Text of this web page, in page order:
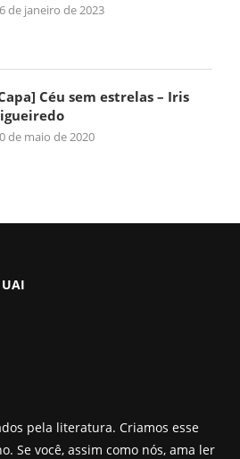
de janeiro de 2023
Céu sem estrelas – Iris
de maio de 2020
UAI
pela literatura. Criamos esse
Se você, assim como nós, ama ler